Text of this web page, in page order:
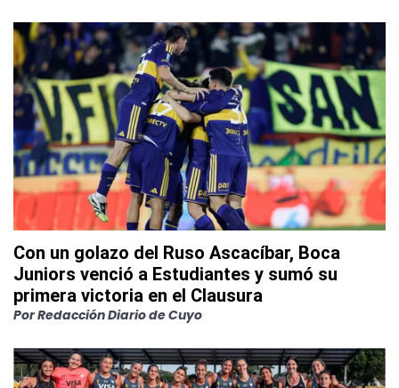
Con un golazo del Ruso Ascacíbar, Boca
Juniors venció a Estudiantes y sumó su
primera victoria en el Clausura
PorRedacción Diario de Cuyo